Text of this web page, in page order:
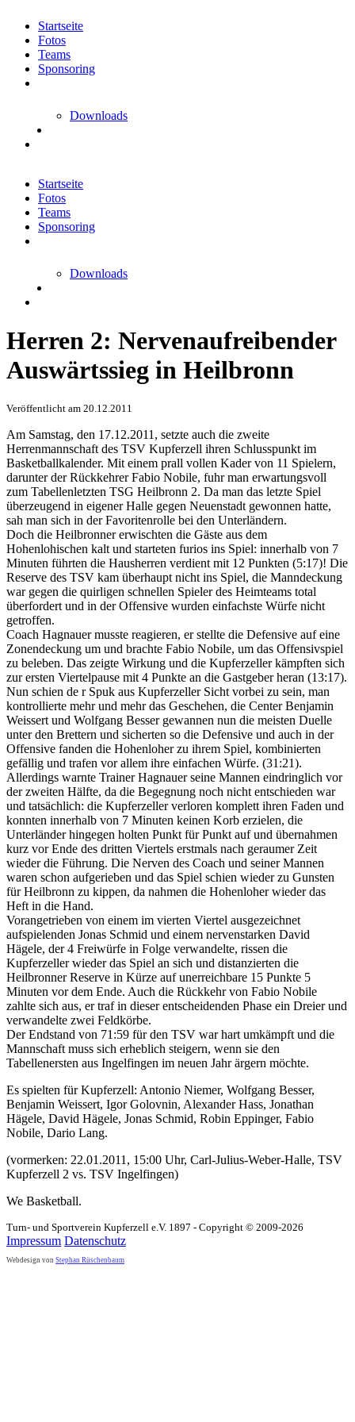
Startseite
Fotos
Teams
Startseite
Fotos
Teams
Herren 2: Nervenaufreibender
Veröffentlicht am 20.12.2011
Am Samstag, den 17.12.2011, setzte auch die zweite
Herrenmannschaft des TSV Kupferzell ihren Schlusspunkt im
Basketballkalender. Mit einem prall vollen Kader von 11 Spielern,
darunter der Rückkehrer Fabio Nobile, fuhr man erwartungsvoll
zum Tabellenletzten TSG Heilbronn 2. Da man das letzte Spiel
überzeugend in eigener Halle gegen Neuenstadt gewonnen hatte,
sah man sich in der Favoritenrolle bei den Unterländern.
Doch die Heilbronner erwischten die Gäste aus dem
Hohenlohischen kalt und starteten furios ins Spiel: innerhalb von 7
Minuten führten die Hausherren verdient mit 12 Punkten (5:17)! Die
Reserve des TSV kam überhaupt nicht ins Spiel, die Manndeckung
war gegen die quirligen schnellen Spieler des Heimteams total
überfordert und in der Offensive wurden einfachste Würfe nicht
getroffen.
Coach Hagnauer musste reagieren, er stellte die Defensive auf eine
Zonendeckung um und brachte Fabio Nobile, um das Offensivspiel
zu beleben. Das zeigte Wirkung und die Kupferzeller kämpften sich
zur ersten Viertelpause mit 4 Punkte an die Gastgeber heran (13:17).
Nun schien de r Spuk aus Kupferzeller Sicht vorbei zu sein, man
kontrollierte mehr und mehr das Geschehen, die Center Benjamin
Weissert und Wolfgang Besser gewannen nun die meisten Duelle
unter den Brettern und sicherten so die Defensive und auch in der
Offensive fanden die Hohenloher zu ihrem Spiel, kombinierten
gefällig und trafen vor allem ihre einfachen Würfe. (31:21).
Allerdings warnte Trainer Hagnauer seine Mannen eindringlich vor
der zweiten Hälfte, da die Begegnung noch nicht entschieden war
und tatsächlich: die Kupferzeller verloren komplett ihren Faden und
konnten innerhalb von 7 Minuten keinen Korb erzielen, die
Unterländer hingegen holten Punkt für Punkt auf und übernahmen
kurz vor Ende des dritten Viertels erstmals nach geraumer Zeit
wieder die Führung. Die Nerven des Coach und seiner Mannen
waren schon aufgerieben und das Spiel schien wieder zu Gunsten
für Heilbronn zu kippen, da nahmen die Hohenloher wieder das
Heft in die Hand.
Vorangetrieben von einem im vierten Viertel ausgezeichnet
aufspielenden Jonas Schmid und einem nervenstarken David
Hägele, der 4 Freiwürfe in Folge verwandelte, rissen die
Kupferzeller wieder das Spiel an sich und distanzierten die
Heilbronner Reserve in Kürze auf unerreichbare 15 Punkte 5
Minuten vor dem Ende. Auch die Rückkehr von Fabio Nobile
zahlte sich aus, er traf in dieser entscheidenden Phase ein Dreier und
verwandelte zwei Feldkörbe.
Der Endstand von 71:59 für den TSV war hart umkämpft und die
Mannschaft muss sich erheblich steigern, wenn sie den
Tabellenersten aus Ingelfingen im neuen Jahr ärgern möchte.
Es spielten für Kupferzell: Antonio Niemer, Wolfgang Besser,
Benjamin Weissert, Igor Golovnin, Alexander Hass, Jonathan
Hägele, David Hägele, Jonas Schmid, Robin Eppinger, Fabio
Nobile, Dario Lang.
(vormerken: 22.01.2011, 15:00 Uhr, Carl-Julius-Weber-Halle, TSV
Kupferzell 2 vs. TSV Ingelfingen)
WeBasketball.
Impressum Datenschutz